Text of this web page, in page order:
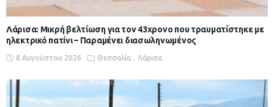
Λάρισα: Μικρή βελτίωση για τον 43χρονο που τραυματίστηκε με
ηλεκτρικό πατίνι – Παραμένει διασωληνωμένος
8 Αυγούστου 2026 Θεσσαλία Λάρισα